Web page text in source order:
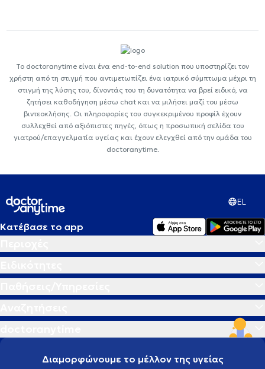
Το doctoranytime είναι ένα end-to-end solution που υποστηρίζει τον
χρήστη από τη στιγμή που αντιμετωπίζει ένα ιατρικό σύμπτωμα μέχρι τη
στιγμή της λύσης του, δίνοντάς του τη δυνατότητα να βρεί ειδικό, να
ζητήσει καθοδήγηση μέσω chat και να μιλήσει μαζί του μέσω
βιντεοκλήσης. Οι πληροφορίες του συγκεκριμένου προφίλ έχουν
συλλεχθεί από αξιόπιστες πηγές, όπως η προσωπική σελίδα του
γιατρού/επαγγελματία υγείας και έχουν ελεγχθεί από την ομάδα του
doctoranytime.
EL
Κατέβασε το app
Διαμορφώνουμε το μέλλον της υγείας